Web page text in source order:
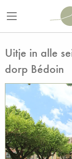
Uitje in alle
dorp Bédoin